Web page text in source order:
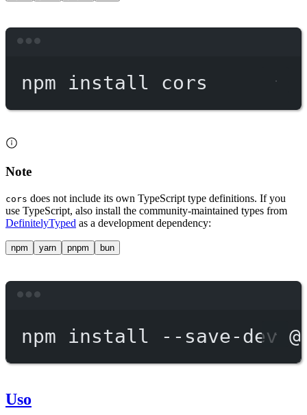
npm install cors
Note
cors does not include its own TypeScript type definitions. If you
use TypeScript, also install the community-maintained types from
DefinitelyTyped as a development dependency:
npm yarn pnpm bun
npm install --save-dev
Uso